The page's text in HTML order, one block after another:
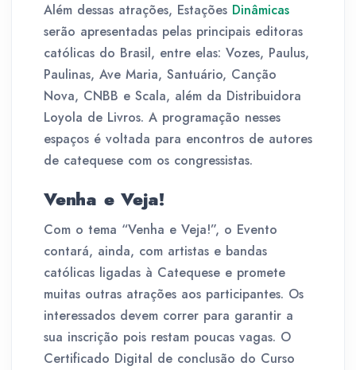
Além dessas atrações, Estações Dinâmicas
serão apresentadas pelas principais editoras
católicas do Brasil, entre elas: Vozes, Paulus,
Paulinas, Ave Maria, Santuário, Canção
Nova, CNBB e Scala, além da Distribuidora
Loyola de Livros. A programação nesses
espaços é voltada para encontros de autores
de catequese com os congressistas.
Venha e Veja!
Com o tema “Venha e Veja!”, o Evento
contará, ainda, com artistas e bandas
católicas ligadas à Catequese e promete
muitas outras atrações aos participantes. Os
interessados devem correr para garantir a
sua inscrição pois restam poucas vagas. O
Certificado Digital de conclusão do Curso